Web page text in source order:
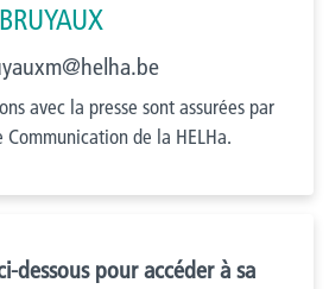
avec la presse sont assurées par
Communication de la HELHa.
dessous pour accéder à sa